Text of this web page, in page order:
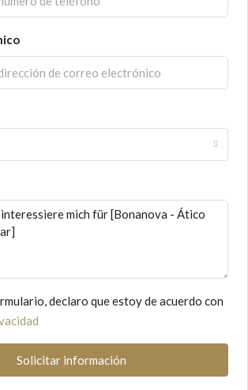
declaro que estoy de acuerdo con
Solicitar información